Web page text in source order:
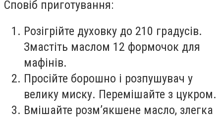
Сповіб приготування:
Розігрійте духовку до 210 градусів.
Змастіть маслом 12 формочок для
мафінів.
Просійте борошно і розпушувач у
велику миску. Перемішайте з цукром.
Вмішайте розм’якшене масло, злегка